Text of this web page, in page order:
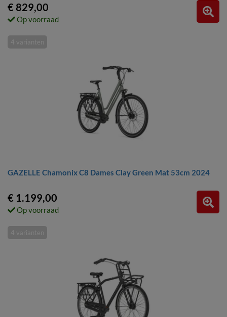
€ 829,00
Op voorraad
GAZELLE Chamonix C8 Dames Clay Green Mat 53cm 2024
4 varianten
€ 1.199,00
Op voorraad
4 varianten